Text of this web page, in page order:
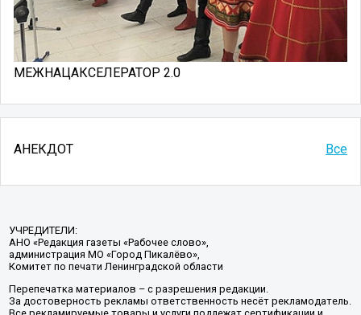
МЕЖНАЦАКСЕЛЕРАТОР 2.0
АНЕКДОТ Все
УЧРЕДИТЕЛИ:
АНО «Редакция газеты «Рабочее слово»,
администрация МО «Город Пикалёво»,
Комитет по печати Ленинградской области
Перепечатка материалов – с разрешения редакции.
За достоверность рекламы ответственность несёт рекламодатель.